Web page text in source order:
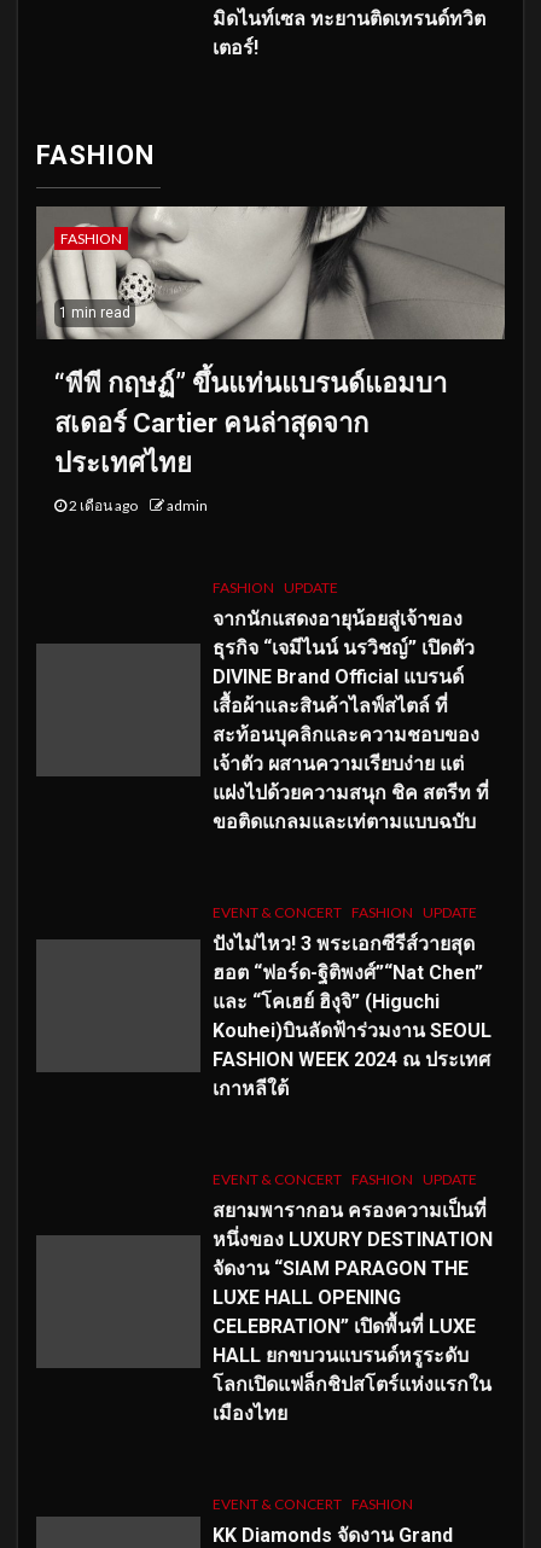
มิดไนท์เซล ทะยานติดเทรนด์ทวิต
เตอร์!
FASHION
FASHION
1 min read
“พีพี กฤษฏ์” ขึ้นแท่นแบรนด์แอมบา
สเดอร์ Cartier คนล่าสุดจาก
ประเทศไทย
2 เดือน ago admin
FASHION UPDATE
จากนักแสดงอายุน้อยสู่เจ้าของ
ธุรกิจ “เจมีไนน์ นรวิชญ์” เปิดตัว
DIVINE Brand Official แบรนด์
เสื้อผ้าและสินค้าไลฟ์สไตล์ ที่
สะท้อนบุคลิกและความชอบของ
เจ้าตัว ผสานความเรียบง่าย แต่
แฝงไปด้วยความสนุก ชิค สตรีท ที่
ขอติดแกลมและเท่ตามแบบฉบับ
EVENT & CONCERT FASHION UPDATE
ปังไม่ไหว! 3 พระเอกซีรีส์วายสุด
ฮอต “ฟอร์ด-ฐิติพงศ์”“Nat Chen”
และ “โคเฮย์ ฮิงุจิ” (Higuchi
Kouhei)บินลัดฟ้าร่วมงาน SEOUL
FASHION WEEK 2024 ณ ประเทศ
เกาหลีใต้
EVENT & CONCERT FASHION UPDATE
สยามพารากอน ครองความเป็นที่
หนึ่งของ LUXURY DESTINATION
จัดงาน “SIAM PARAGON THE
LUXE HALL OPENING
CELEBRATION” เปิดพื้นที่ LUXE
HALL ยกขบวนแบรนด์หรูระดับ
โลกเปิดแฟล็กชิปสโตร์แห่งแรกใน
เมืองไทย
EVENT & CONCERT FASHION
KK Diamonds จัดงาน Grand